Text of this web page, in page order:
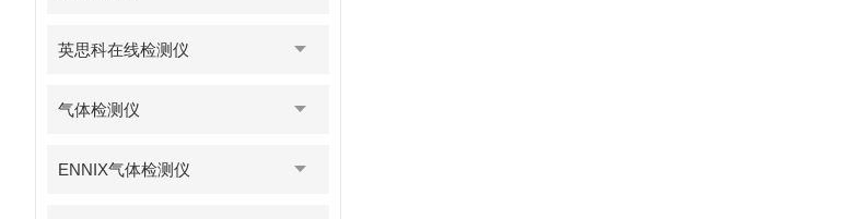
英思科在线检测仪
气体检测仪
ENNIX气体检测仪